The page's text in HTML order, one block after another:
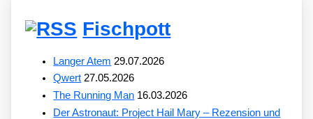
Fischpott
Langer Atem 29.07.2026
Qwert 27.05.2026
The Running Man 16.03.2026
Der Astronaut: Project Hail Mary – Rezension und